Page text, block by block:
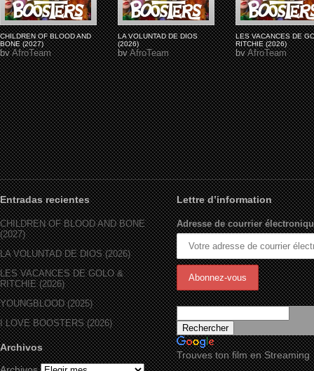
CHILDREN OF BLOOD AND
BONE (2027)
byAfroTeam
LA VOLUNTAD DE DIOS
(2026)
byAfroTeam
LES VACANCES DE
RITCHIE (2026)
byAfroTeam
Entradas recientes
CHILDREN OF BLOOD AND BONE
(2027)
LA VOLUNTAD DE DIOS (2026)
LES VACANCES DE GOLO &
RITCHIE (2026)
YOUNGBLOOD (2025)
I LOVE BOOSTERS (2026)
Archivos
Lettre d’information
Adresse de courrier
Trouves ton film en Streaming